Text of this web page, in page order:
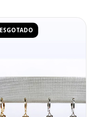
ESGOTADO